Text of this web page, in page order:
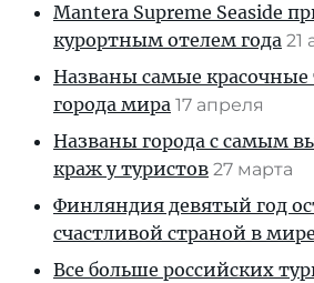
Mantera Supreme Seaside
курортным отелем года 21
Названы самые красочные
города мира 17 апреля
Названы города с самым
краж у туристов 27 марта
Финляндия девятый год
счастливой страной в мире
Все больше российских